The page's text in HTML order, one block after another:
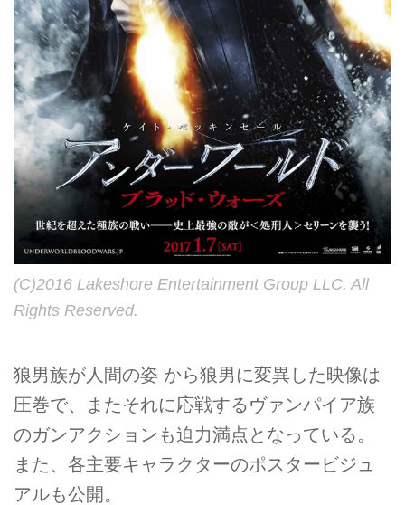
(C)2016 Lakeshore Entertainment Group LLC. All
Rights Reserved.
狼男族が人間の姿 から狼男に変異した映像は
圧巻で、またそれに応戦するヴァンパイア族
のガンアクションも迫力満点となっている。
また、各主要キャラクターのポスタービジュ
アルも公開。